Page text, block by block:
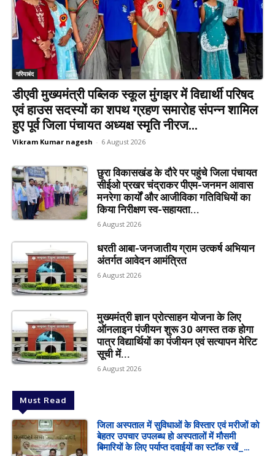
गरियाबंद
डीएवी मुख्यमंत्री पब्लिक स्कूल मुंगझर में विद्यार्थी परिषद
एवं हाउस सदस्यों का शपथ ग्रहण समारोह संपन्न शामिल
हुए पूर्व जिला पंचायत अध्यक्ष स्मृति नीरज...
Vikram Kumar nagesh - 6 August 2026
छुरा विकासखंड के दौरे पर पहुंचे जिला पंचायत
सीईओ प्रखर चंद्राकर पीएम-जनमन आवास
मनरेगा कार्यों और आजीविका गतिविधियों का
किया निरीक्षण स्व-सहायता...
6 August 2026
धरती आबा-जनजातीय ग्राम उत्कर्ष अभियान
अंतर्गत आवेदन आमंत्रित
6 August 2026
मुख्यमंत्री ज्ञान प्रोत्साहन योजना के लिए
ऑनलाइन पंजीयन शुरू 30 अगस्त तक होगा
पात्र विद्यार्थियों का पंजीयन एवं सत्यापन मेरिट
सूची में...
6 August 2026
Must Read
जिला अस्पताल में सुविधाओं के विस्तार एवं मरीजों को
बेहतर उपचार उपलब्ध हो अस्पतालों में मौसमी
बिमारियों के लिए पर्याप्त दवाईयों का स्टॉक रखें_...